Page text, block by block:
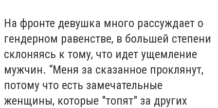
На фронте девушка много рассуждает о
гендерном равенстве, в большей степени
склоняясь к тому, что идет ущемление
мужчин. “Меня за сказанное проклянут,
потому что есть замечательные
женщины, которые "топят" за других